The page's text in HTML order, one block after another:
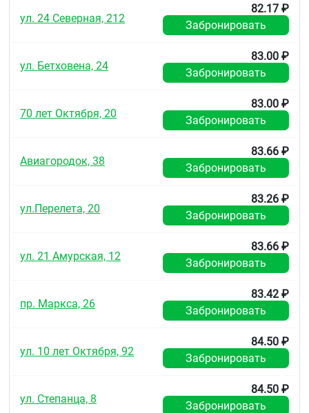
ул. 24 Северная, 212
82.17 ₽
Забронировать
ул. Бетховена, 24
83.00 ₽
Забронировать
70 лет Октября, 20
83.00 ₽
Забронировать
Авиагородок, 38
83.66 ₽
Забронировать
ул.Перелета, 20
83.26 ₽
Забронировать
ул. 21 Амурская, 12
83.66 ₽
Забронировать
пр. Маркса, 26
83.42 ₽
Забронировать
ул. 10 лет Октября, 92
84.50 ₽
Забронировать
ул. Степанца, 8
84.50 ₽
Забронировать